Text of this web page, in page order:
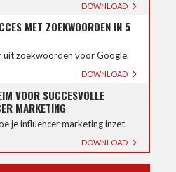
DOWNLOAD
MET ZOEKWOORDEN IN 5
uit zoekwoorden voor Google.
DOWNLOAD
VOOR SUCCESVOLLE
MARKETING
je influencer marketing inzet.
DOWNLOAD